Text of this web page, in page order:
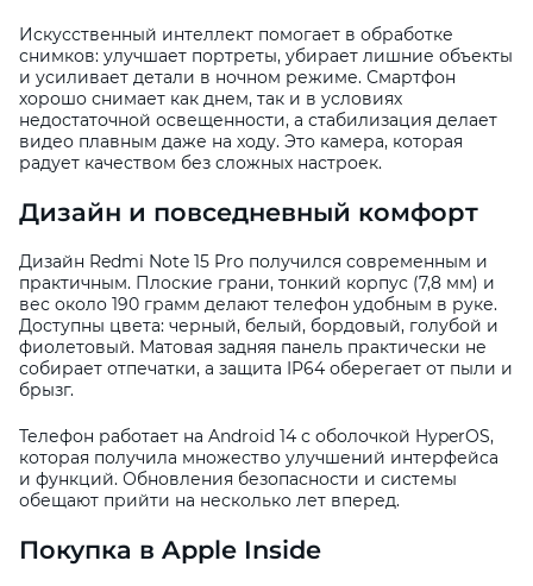
Искусственный интеллект помогает в обработке
снимков: улучшает портреты, убирает лишние объекты
и усиливает детали в ночном режиме. Смартфон
хорошо снимает как днем, так и в условиях
недостаточной освещенности, а стабилизация делает
видео плавным даже на ходу. Это камера, которая
радует качеством без сложных настроек.
Дизайн и повседневный комфорт
Дизайн Redmi Note 15 Pro получился современным и
практичным. Плоские грани, тонкий корпус (7,8 мм) и
вес около 190 грамм делают телефон удобным в руке.
Доступны цвета: черный, белый, бордовый, голубой и
фиолетовый. Матовая задняя панель практически не
собирает отпечатки, а защита IP64 оберегает от пыли и
брызг.
Телефон работает на Android 14 с оболочкой HyperOS,
которая получила множество улучшений интерфейса
и функций. Обновления безопасности и системы
обещают прийти на несколько лет вперед.
Покупка в Apple Inside